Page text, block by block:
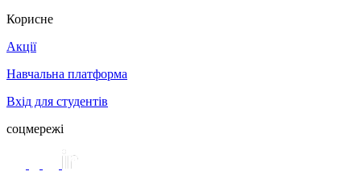
Корисне
Акції
Навчальна платформа
Вхід для студентів
соцмережі